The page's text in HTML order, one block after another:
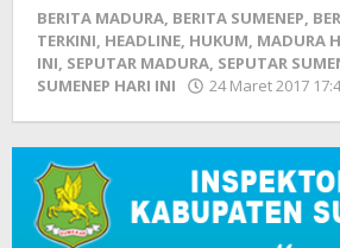
BERITA MADURA, BERITA SUMENEP,
TERKINI, HEADLINE, HUKUM, MADURA
INI, SEPUTAR MADURA, SEPUTAR
SUMENEP HARI INI
24 Maret 2017